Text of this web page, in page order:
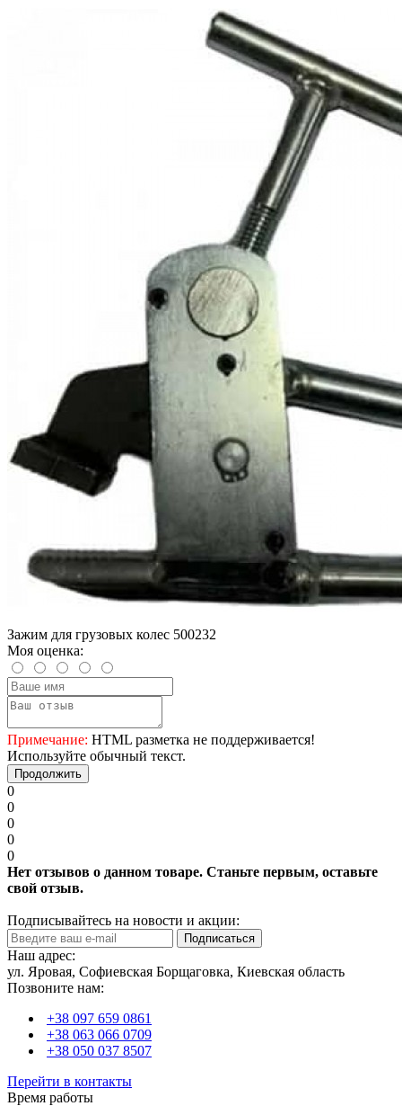
Зажим для грузовых колес 500232
Моя оценка:
Примечание: HTML разметка не поддерживается!
Используйте обычный текст.
Продолжить
0
0
0
0
0
Нет отзывов о данном товаре. Станьте первым, оставьте
свой отзыв.
Подписывайтесь на новости и акции:
Подписаться
Наш адрес:
ул. Яровая, Софиевская Борщаговка, Киевская область
Позвоните нам:
+38 097 659 0861
+38 063 066 0709
+38 050 037 8507
Перейти в контакты
Время работы